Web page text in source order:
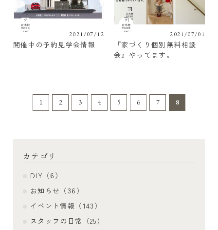
2021/07/12
開催中の予約見学会情報
2021/07/01
『家づくり個別無料相談
会』やってます。
1 2 3 4 5 6 7 8
カテゴリ
DIY（6）
お知らせ（36）
イベント情報（143）
スタッフの日常（25）